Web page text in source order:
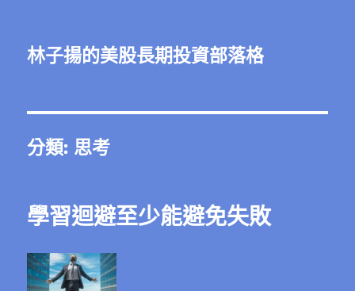
林子揚的美股長期投資部落格
分類: 思考
學習迴避至少能避免失敗